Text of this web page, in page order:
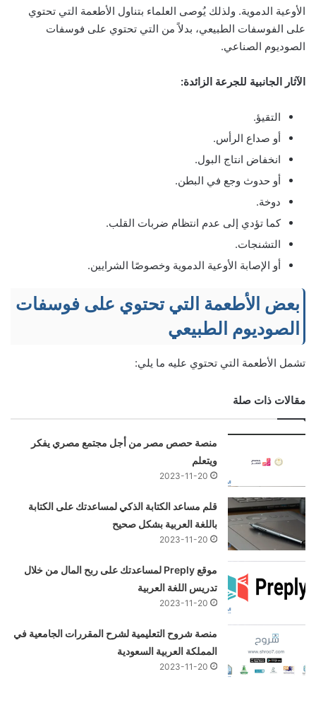
الأوعية الدموية. ولذلك يُوصى العلماء بتناول الأطعمة التي تحتوي
على الفوسفات الطبيعي، بدلاً من التي تحتوي على فوسفات
الصوديوم الصناعي.
الآثار الجانبية للجرعة الزائدة:
التقيؤ.
أو صداع الرأس.
انخفاض انتاج البول.
أو حدوث وجع في البطن.
دوخة.
كما تؤدي إلى عدم انتظام ضربات القلب.
التشنجات.
أو الإصابة الأوعية الدموية وخصوصًا الشرايين.
بعض الأطعمة التي تحتوي على فوسفات
الصوديوم الطبيعي
تشمل الأطعمة التي تحتوي عليه ما يلي:
مقالات ذات صلة
منصة حصص مصر من أجل مجتمع مصري يفكر
ويتعلم
2023-11-20
قلم مساعد الكتابة الذكي لمساعدتك على الكتابة
باللغة العربية بشكل صحيح
2023-11-20
موقع Preply لمساعدتك على ربح المال من خلال
تدريس اللغة العربية
2023-11-20
منصة شروح التعليمية لشرح المقررات الجامعية في
المملكة العربية السعودية
2023-11-20